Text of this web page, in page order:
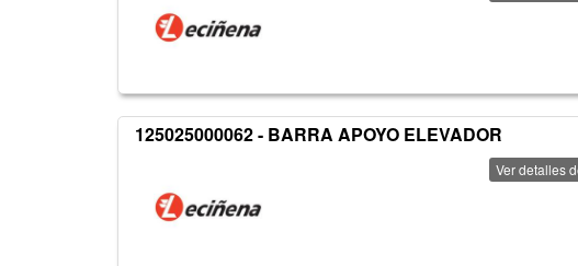
125025000062 - BARRA APOYO ELEVADOR
Ver detalles